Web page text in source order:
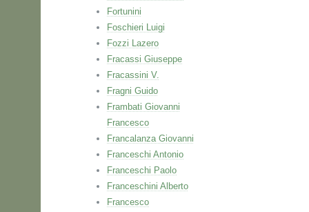
Fortunini
Foschieri Luigi
Fozzi Lazero
Fracassi Giuseppe
Fracassini V.
Fragni Guido
Frambati Giovanni
Francesco
Francalanza Giovanni
Franceschi Antonio
Franceschi Paolo
Franceschini Alberto
Francesco